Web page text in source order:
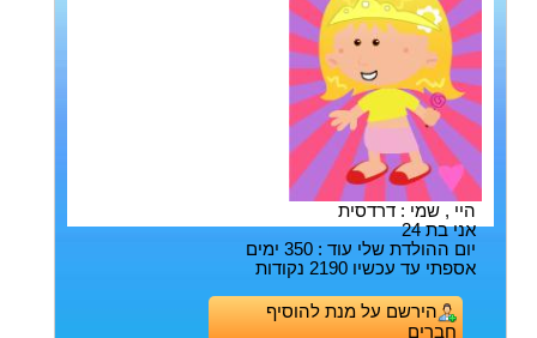
היי , שמי : דרדסית
אני בת 24
יום ההולדת שלי עוד : 350 ימים
אספתי עד עכשיו 2190 נקודות
הירשם על מנת להוסיף
חברים